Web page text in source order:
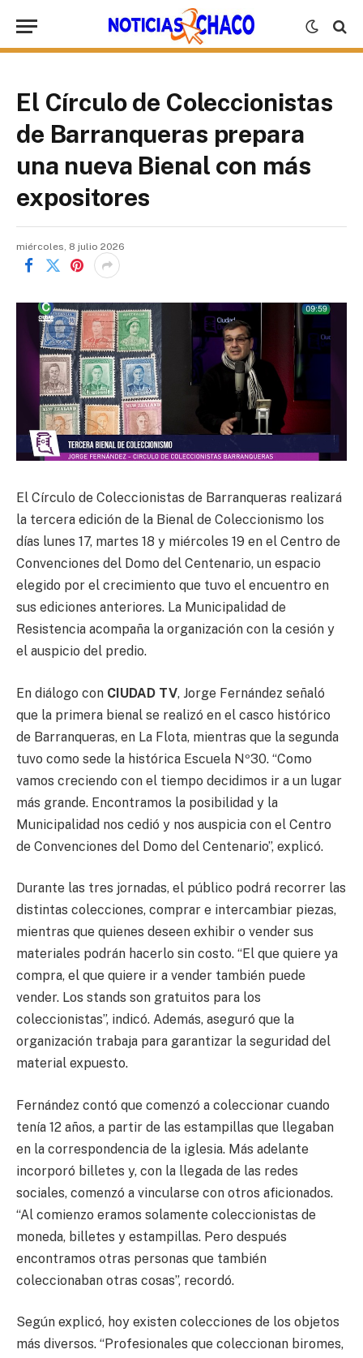
El Círculo de Coleccionistas
de Barranqueras prepara
una nueva Bienal con más
expositores
miércoles, 8 julio 2026
El Círculo de Coleccionistas de Barranqueras realizará
la tercera edición de la Bienal de Coleccionismo los
días lunes 17, martes 18 y miércoles 19 en el Centro de
Convenciones del Domo del Centenario, un espacio
elegido por el crecimiento que tuvo el encuentro en
sus ediciones anteriores. La Municipalidad de
Resistencia acompaña la organización con la cesión y
el auspicio del predio.
En diálogo con CIUDAD TV, Jorge Fernández señaló
que la primera bienal se realizó en el casco histórico
de Barranqueras, en La Flota, mientras que la segunda
tuvo como sede la histórica Escuela Nº30. “Como
vamos creciendo con el tiempo decidimos ir a un lugar
más grande. Encontramos la posibilidad y la
Municipalidad nos cedió y nos auspicia con el Centro
de Convenciones del Domo del Centenario”, explicó.
Durante las tres jornadas, el público podrá recorrer las
distintas colecciones, comprar e intercambiar piezas,
mientras que quienes deseen exhibir o vender sus
materiales podrán hacerlo sin costo. “El que quiere ya
compra, el que quiere ir a vender también puede
vender. Los stands son gratuitos para los
coleccionistas”, indicó. Además, aseguró que la
organización trabaja para garantizar la seguridad del
material expuesto.
Fernández contó que comenzó a coleccionar cuando
tenía 12 años, a partir de las estampillas que llegaban
en la correspondencia de la iglesia. Más adelante
incorporó billetes y, con la llegada de las redes
sociales, comenzó a vincularse con otros aficionados.
“Al comienzo eramos solamente coleccionistas de
moneda, billetes y estampillas. Pero después
encontramos otras personas que también
coleccionaban otras cosas”, recordó.
Según explicó, hoy existen colecciones de los objetos
más diversos. “Profesionales que coleccionan biromes,